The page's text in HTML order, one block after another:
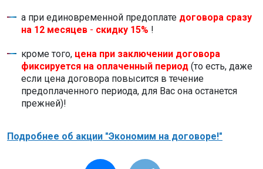
а при единовременной предоплате договора сразу
на 12 месяцев - скидку 15% !
кроме того, цена при заключении договора
фиксируется на оплаченный период (то есть, даже
если цена договора повысится в течение
предоплаченного периода, для Вас она останется
прежней)!
Подробнее об акции "Экономим на договоре!"